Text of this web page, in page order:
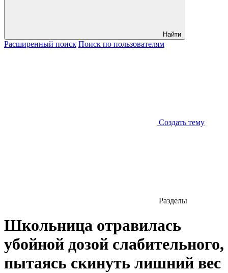
Найти
Расширенный поиск Поиск по пользователям
Создать тему
Разделы
Школьница отравилась
убойной дозой слабительного,
пытаясь скинуть лишний вес